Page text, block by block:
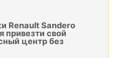
Renault Sandero
привезти свой
центр без